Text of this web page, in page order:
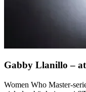
Gabby Llanillo –
Women Who Master-